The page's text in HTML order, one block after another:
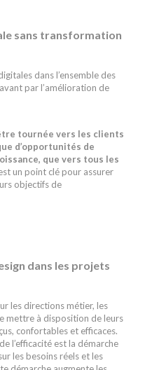
sans transformation
dans l’ensemble des
par l’amélioration de
tournée vers les clients
d’opportunités de
que vers tous les
un point clé pour assurer
objectifs de
dans les projets
les directions métier, les
mettre à disposition de leurs
confortables et efficaces.
l’efficacité est la démarche
les besoins réels et les